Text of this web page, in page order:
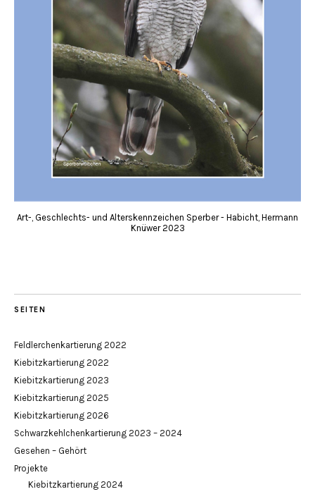
Art-, Geschlechts- und Alterskennzeichen Sperber - Habicht, Hermann
Knüwer 2023
SEITEN
Feldlerchenkartierung 2022
Kiebitzkartierung 2022
Kiebitzkartierung 2023
Kiebitzkartierung 2025
Kiebitzkartierung 2026
Schwarzkehlchenkartierung 2023 – 2024
Gesehen – Gehört
Projekte
Kiebitzkartierung 2024